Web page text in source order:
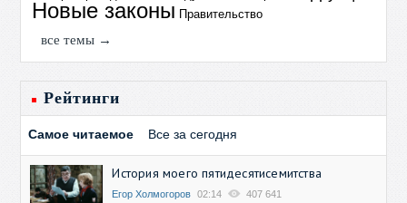
Новые законы Правительство
все темы →
Рейтинги
Самое читаемое Все за сегодня
История моего пятидесятисемитства
Егор Холмогоров 02:14 407 641